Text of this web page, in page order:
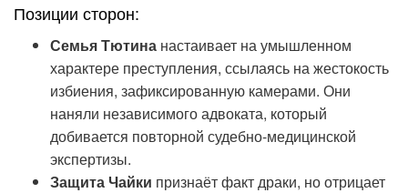
Позиции сторон:
Семья Тютина настаивает на умышленном
характере преступления, ссылаясь на жестокость
избиения, зафиксированную камерами. Они
наняли независимого адвоката, который
добивается повторной судебно-медицинской
экспертизы.
Защита Чайки признаёт факт драки, но отрицает